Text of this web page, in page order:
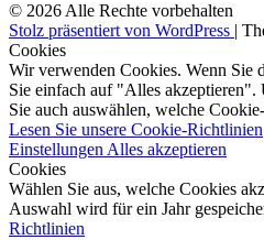
© 2026 Alle Rechte vorbehalten
Stolz präsentiert von WordPress |
Cookies
Wir verwenden Cookies. Wenn Sie
Sie einfach auf "Alles
Sie auch auswählen, welche
Lesen Sie unsere Cookie-Richtlinien
Einstellungen Alles akzeptieren
Cookies
Wählen Sie aus, welche Cookies
Auswahl wird für ein Jahr
Richtlinien